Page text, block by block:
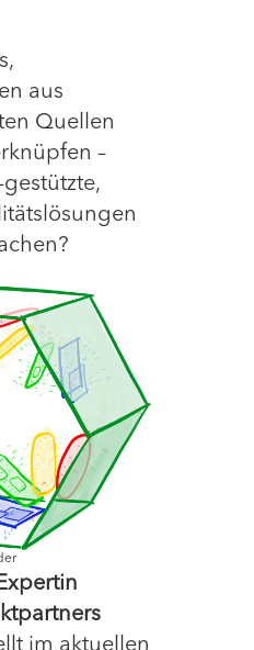
aus
Quellen
–
im aktuellen